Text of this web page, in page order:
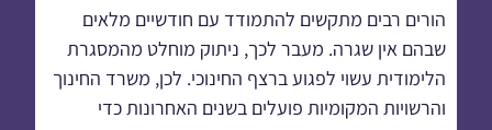
הורים רבים מתקשים להתמודד עם חודשיים מלאים
שבהם אין שגרה. מעבר לכך, ניתוק מוחלט מהמסגרת
הלימודית עשוי לפגוע ברצף החינוכי. לכן, משרד החינוך
והרשויות המקומיות פועלים בשנים האחרונות כדי